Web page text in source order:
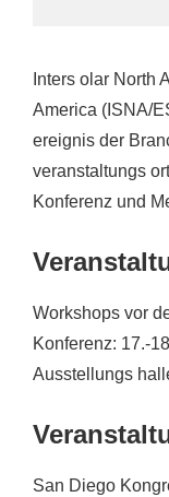
Inters olar North
America (ISNA/
ereignis der
veranstaltungs
Konferenz und
Workshops vor
Konferenz: 17.-
Ausstellungs
San Diego